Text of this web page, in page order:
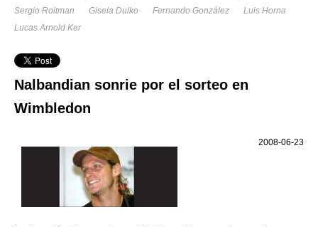
Sergio Roitman
Gisela Dulko Fernando González
Luis Horna
Lucas Arnold Ker
Nalbandian sonrie por el sorteo en
Wimbledon
2008-06-23